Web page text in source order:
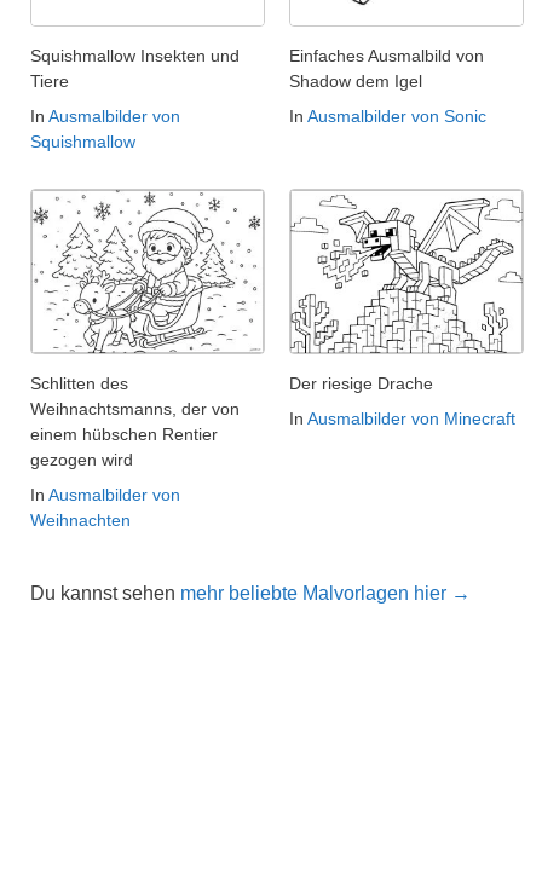
Squishmallow Insekten und
Tiere
In Ausmalbilder von
Squishmallow
Einfaches Ausmalbild von
Shadow dem Igel
In Ausmalbilder von Sonic
Schlitten des
Weihnachtsmanns, der von
einem hübschen Rentier
gezogen wird
In Ausmalbilder von
Weihnachten
Der riesige Drache
In Ausmalbilder von Minecraft
Du kannst sehen mehr beliebte Malvorlagen hier →